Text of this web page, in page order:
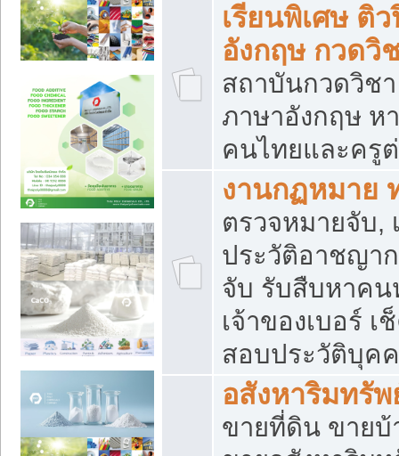
เรียนพิเศษ ติ
อังกฤษ กวดวิ
สถาบันกวดวิช
ภาษาอังกฤษ ห
คนไทยและครู
งานกฏหมาย
ตรวจหมายจับ,
ประวัติอาชญา
จับ รับสืบหาคน
เจ้าของเบอร์
สอบประวัติบุค
อสังหาริมทรัพ
ขายที่ดิน ขายบ้